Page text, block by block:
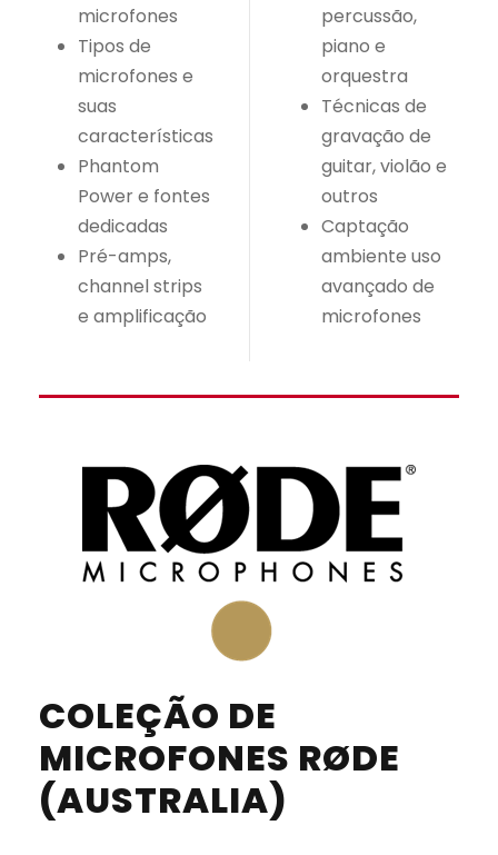
microfones
Tipos de
microfones e
suas
características
Phantom
Power e fontes
dedicadas
Pré-amps,
channel strips
e amplificação
percussão,
piano e
orquestra
Técnicas de
gravação de
guitar, violão e
outros
Captação
ambiente uso
avançado de
microfones
COLEÇÃO DE
MICROFONES RØDE
(AUSTRALIA)